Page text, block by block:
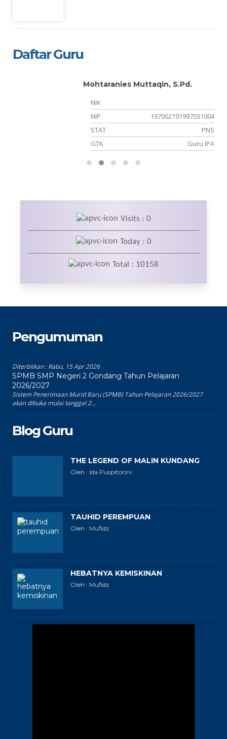
Daftar Guru
Mohtaranies Muttaqin, S.Pd.
NIK
NIP
197002191997031004
STAT
PNS
GTK
Guru IPA
Visits : 0
Today : 0
Total : 10158
Pengumuman
Diterbitkan :Rabu, 15 Apr 2026
SPMB SMP Negeri 2 Gondang Tahun Pelajaran
2026/2027
Sistem Penerimaan Murid Baru (SPMB) Tahun Pelajaran 2026/2027
akan dibuka mulai tanggal 2...
Blog Guru
THE LEGEND OF MALIN KUNDANG
Oleh : Ida Puspitorini
TAUHID PEREMPUAN
Oleh : Mufidz
HEBATNYA KEMISKINAN
Oleh : Mufidz